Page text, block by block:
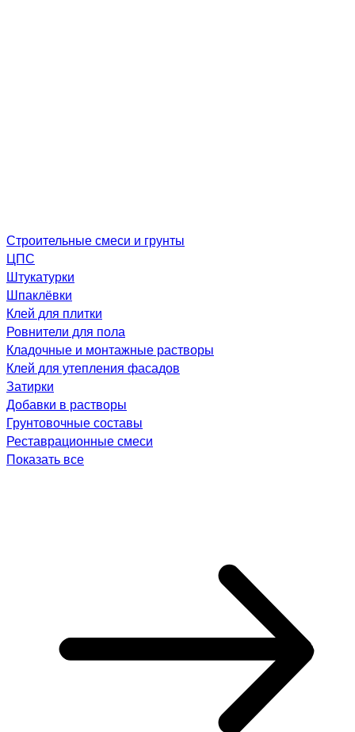
Строительные смеси и грунты
ЦПС
Штукатурки
Шпаклёвки
Клей для плитки
Ровнители для пола
Кладочные и монтажные растворы
Клей для утепления фасадов
Затирки
Добавки в растворы
Грунтовочные составы
Реставрационные смеси
Показать все